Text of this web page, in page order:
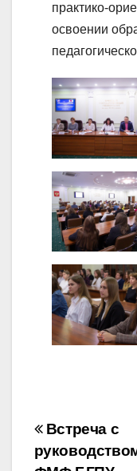
практико-
освоении
Встреча с